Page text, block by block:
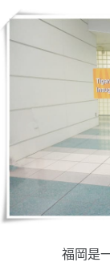
福岡是